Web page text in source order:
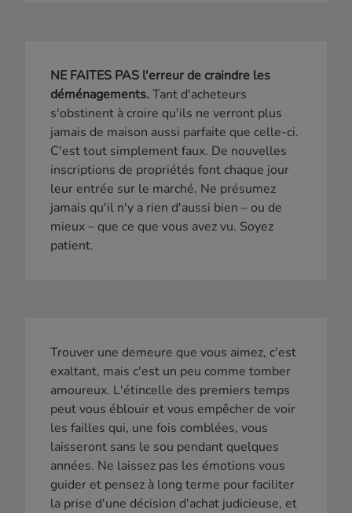
NE FAITES PAS l'erreur de craindre les
déménagements.Tant d'acheteurs
s'obstinent à croire qu'ils ne verront plus
jamais de maison aussi parfaite que celle-ci.
C'est tout simplement faux. De nouvelles
inscriptions de propriétés font chaque jour
leur entrée sur le marché. Ne présumez
jamais qu'il n'y a rien d'aussi bien – ou de
mieux – que ce que vous avez vu. Soyez
patient.
Trouver une demeure que vous aimez, c'est
exaltant, mais c'est un peu comme tomber
amoureux. L'étincelle des premiers temps
peut vous éblouir et vous empêcher de voir
les failles qui, une fois comblées, vous
laisseront sans le sou pendant quelques
années. Ne laissez pas les émotions vous
guider et pensez à long terme pour faciliter
la prise d'une décision d'achat judicieuse, et